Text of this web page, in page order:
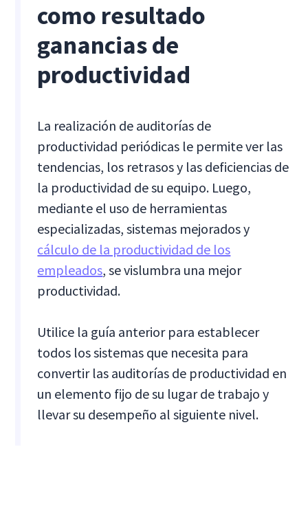
como resultado
ganancias de
productividad
La realización de auditorías de
productividad periódicas le permite ver las
tendencias, los retrasos y las deficiencias de
la productividad de su equipo. Luego,
mediante el uso de herramientas
especializadas, sistemas mejorados y
cálculo de la productividad de los
empleados, se vislumbra una mejor
productividad.
Utilice la guía anterior para establecer
todos los sistemas que necesita para
convertir las auditorías de productividad en
un elemento fijo de su lugar de trabajo y
llevar su desempeño al siguiente nivel.